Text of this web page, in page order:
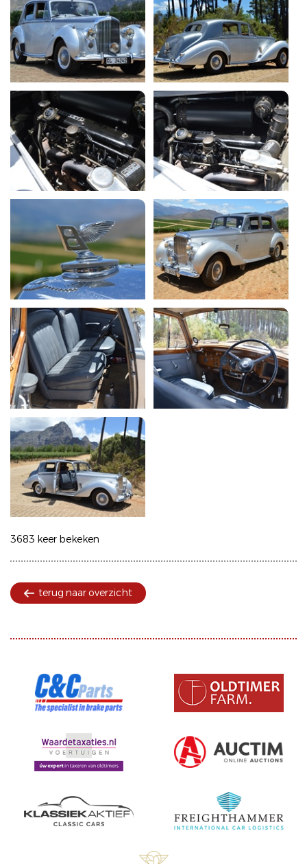
3683 keer bekeken
terug naar overzicht